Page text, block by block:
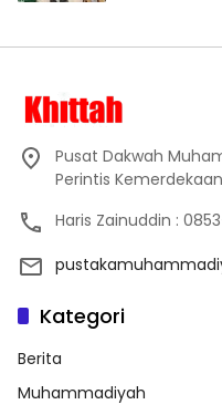
Pusat Dakwah
Perintis
Haris Zainuddin :
Kategori
Berita
Muhammadiyah